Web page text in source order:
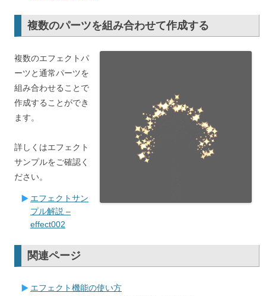
複数のパーツを組み合わせて作成する
複数のエフェクトパ
ーツと通常パーツを
組み合わせることで
作成することができ
ます。
詳しくはエフェクト
サンプルをご確認く
ださい。
エフェクトサン
プル解説 –
effect002
関連ページ
エフェクト機能の使い方